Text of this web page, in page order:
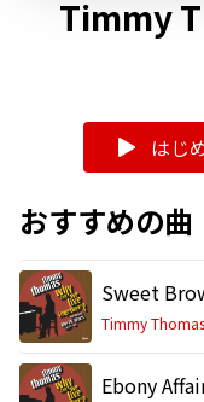
Timmy
はじ
おすすめの曲
Ebony